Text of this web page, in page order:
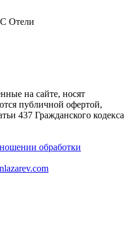
Отели
на сайте, носят
публичной офертой,
437 Гражданского кодекса
обработки